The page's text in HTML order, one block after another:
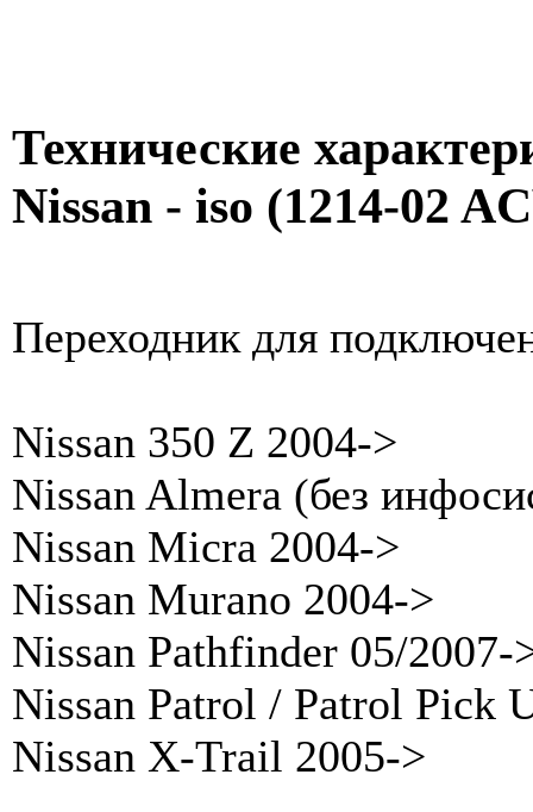
Технические
Nissan - iso (1214-02
Переходник для
Nissan 350 Z 2004->
Nissan Almera (без
Nissan Micra 2004->
Nissan Murano 2004->
Nissan Pathfinder 05/2007-
Nissan Patrol / Patrol Pick
Nissan X-Trail 2005->